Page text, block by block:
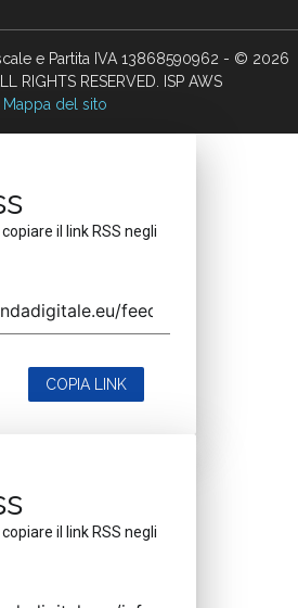
e Partita IVA 13868590962 - © 2026
RIGHTS RESERVED. ISP AWS
Mappa del sito
il link RSS negli
COPIA LINK
il link RSS negli